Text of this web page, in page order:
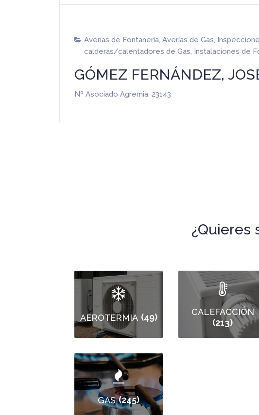
Averías de Fontanería, Averías de Gas,
calderas/calentadores de Gas, Instalaciones de
GÓMEZ FERNÁNDEZ,
Nº Asociado Agremia: 23143
¿Quieres
AEROTERMIA (49)
CALEFACCIÓN
(213)
GAS (245)